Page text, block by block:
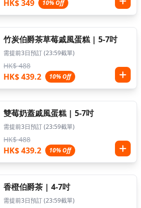
HK$ 349 10% Off
竹炭伯爵茶草莓戚風蛋糕 | 5-7吋
需提前3日預訂 (23:59截單)
HK$ 488
HK$ 439.2 10% Off
雙莓奶蓋戚風蛋糕 | 5-7吋
需提前3日預訂 (23:59截單)
HK$ 488
HK$ 439.2 10% Off
香橙伯爵茶 | 4-7吋
需提前3日預訂 (23:59截單)